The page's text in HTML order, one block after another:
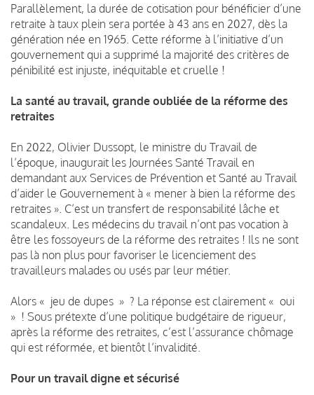
Parallèlement, la durée de cotisation pour bénéficier d’une
retraite à taux plein sera portée à 43 ans en 2027, dès la
génération née en 1965. Cette réforme à l’initiative d’un
gouvernement qui a supprimé la majorité des critères de
pénibilité est injuste, inéquitable et cruelle !
La santé au travail, grande oubliée de la réforme des
retraites
En 2022, Olivier Dussopt, le ministre du Travail de
l’époque, inaugurait les Journées Santé Travail en
demandant aux Services de Prévention et Santé au Travail
d’aider le Gouvernement à « mener à bien la réforme des
retraites ». C’est un transfert de responsabilité lâche et
scandaleux. Les médecins du travail n’ont pas vocation à
être les fossoyeurs de la réforme des retraites ! Ils ne sont
pas là non plus pour favoriser le licenciement des
travailleurs malades ou usés par leur métier.
Alors « jeu de dupes » ? La réponse est clairement « oui
» ! Sous prétexte d’une politique budgétaire de rigueur,
après la réforme des retraites, c’est l’assurance chômage
qui est réformée, et bientôt l’invalidité.
Pour un travail digne et sécurisé